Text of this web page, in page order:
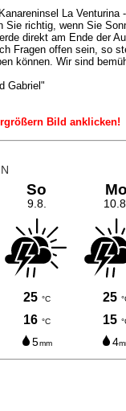
La
richtig, wenn Sie
direkt am Ende der
Fragen offen sein, so
können. Wir sind
Gabriel"
Bild anklicken!